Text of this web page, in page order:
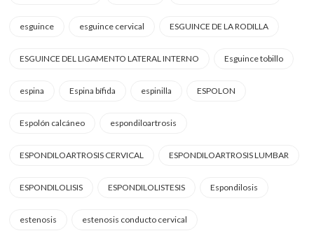
esguince esguince cervical ESGUINCE DE LA RODILLA
ESGUINCE DEL LIGAMENTO LATERAL INTERNO Esguince tobillo
espina Espina bífida espinilla ESPOLON
Espolón calcáneo espondiloartrosis
ESPONDILOARTROSIS CERVICAL ESPONDILOARTROSIS LUMBAR
ESPONDILOLISIS ESPONDILOLISTESIS Espondilosis
estenosis estenosis conducto cervical